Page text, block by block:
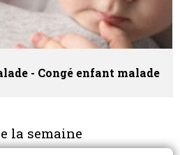
- Congé enfant malade
la semaine